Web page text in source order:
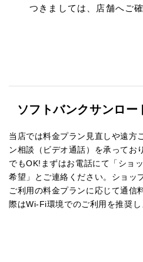
つきましては、店舗へご
ソフトバンクサンロー
当店では料金プラン見直しや遠方
ン相談（ビデオ通話）を承ってお
でもOK!まずはお電話にて「ショ
希望」とご連絡ください。ショ
ご利用の料金プランに応じて通
際はWi-Fi環境でのご利用を推奨し